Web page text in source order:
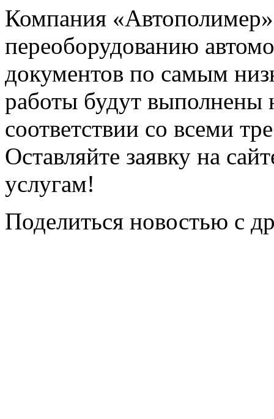
Компания «Автополимер»
переоборудованию
документов по самым
работы будут выполнены
соответствии со всеми
Оставляйте заявку на
услугам!
Поделиться новостью с